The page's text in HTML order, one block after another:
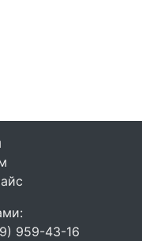
959-43-16